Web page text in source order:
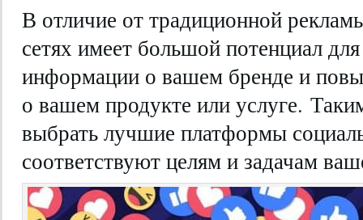
В отличие от традиционной
сетях имеет большой потенциал
информации о вашем бренде и
о вашем продукте или услуге.
выбрать лучшие платформы
соответствуют целям и задачам